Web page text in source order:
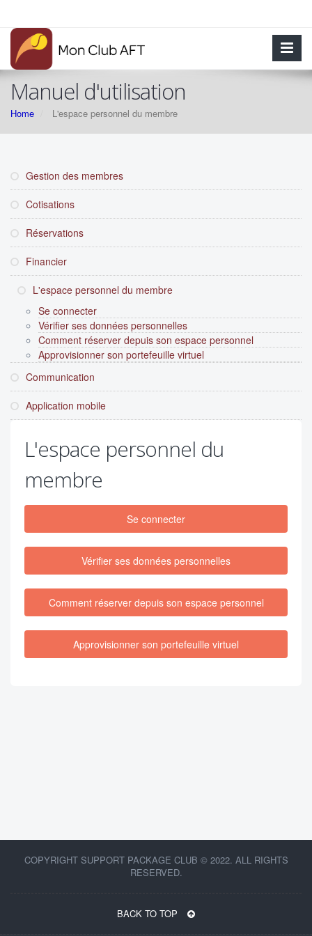
Manuel d'utilisation
Home L'espace personnel du membre
Gestion des membres
Cotisations
Réservations
Financier
L'espace personnel du membre
Se connecter
Vérifier ses données personnelles
Comment réserver depuis son espace personnel
Approvisionner son portefeuille virtuel
Communication
Application mobile
L'espace personnel du
membre
Se connecter
Vérifier ses données personnelles
Comment réserver depuis son espace personnel
Approvisionner son portefeuille virtuel
COPYRIGHT SUPPORT PACKAGE CLUB © 2022. ALL RIGHTS
RESERVED.
BACK TO TOP